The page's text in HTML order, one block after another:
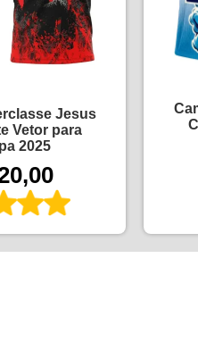
Jesus
Vetor para
2025